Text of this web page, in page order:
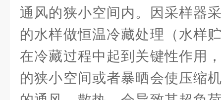
通风的狭小空间内。因采样器
的水样做恒温冷藏处理（水样
在冷藏过程中起到关键性作用
的狭小空间或者暴晒会使压缩